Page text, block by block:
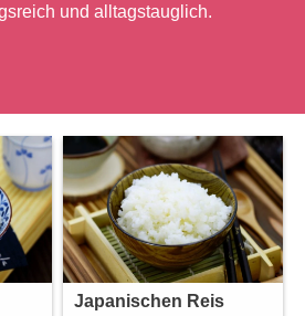
und alltagstauglich.
Japanischen Reis